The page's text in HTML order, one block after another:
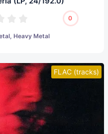
0
Heavy Metal
FLAC (tracks)